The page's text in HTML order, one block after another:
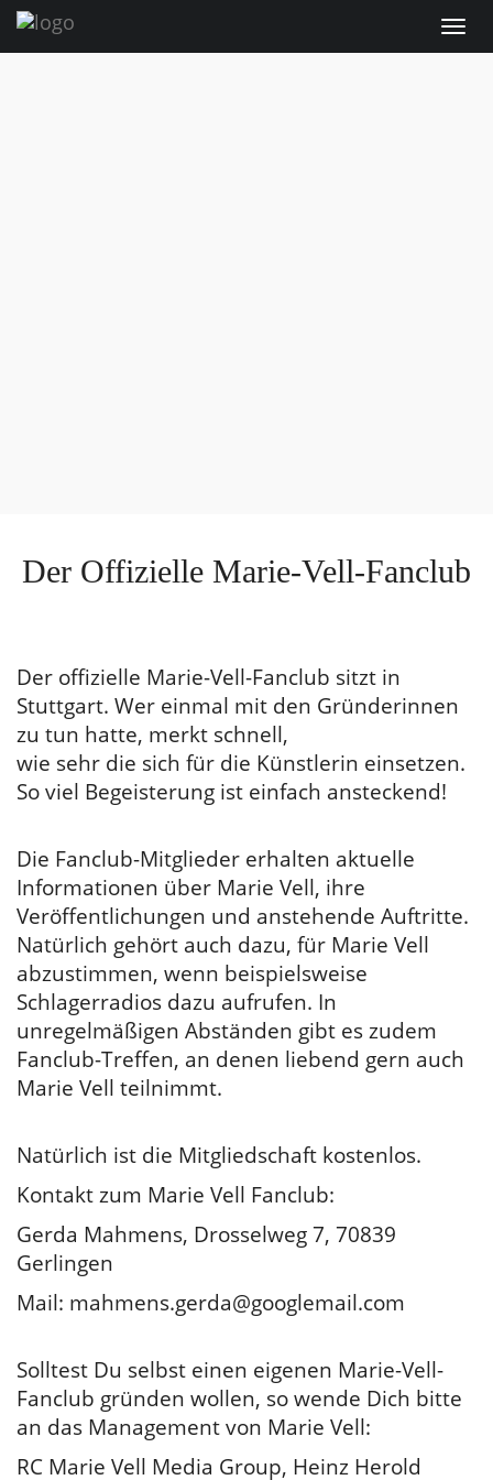
Der Offizielle Marie-Vell-Fanclub
Der offizielle Marie-Vell-Fanclub sitzt in
Stuttgart. Wer einmal mit den Gründerinnen
zu tun hatte, merkt schnell,
wie sehr die sich für die Künstlerin einsetzen.
So viel Begeisterung ist einfach ansteckend!
Die Fanclub-Mitglieder erhalten aktuelle
Informationen über Marie Vell, ihre
Veröffentlichungen und anstehende Auftritte.
Natürlich gehört auch dazu, für Marie Vell
abzustimmen, wenn beispielsweise
Schlagerradios dazu aufrufen. In
unregelmäßigen Abständen gibt es zudem
Fanclub-Treffen, an denen liebend gern auch
Marie Vell teilnimmt.
Natürlich ist die Mitgliedschaft kostenlos.
Kontakt zum Marie Vell Fanclub:
Gerda Mahmens, Drosselweg 7, 70839
Gerlingen
Mail: mahmens.gerda@googlemail.com
Solltest Du selbst einen eigenen Marie-Vell-
Fanclub gründen wollen, so wende Dich bitte
an das Management von Marie Vell:
RC Marie Vell Media Group, Heinz Herold